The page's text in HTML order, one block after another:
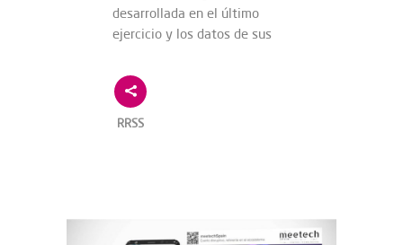
desarrollada en el último
ejercicio y los datos de sus
RRSS